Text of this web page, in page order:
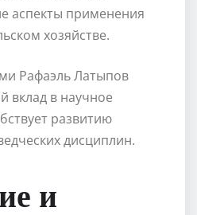
аспекты применения
хозяйстве.
Рафаэль Латыпов
вклад в научное
развитию
дисциплин.
и